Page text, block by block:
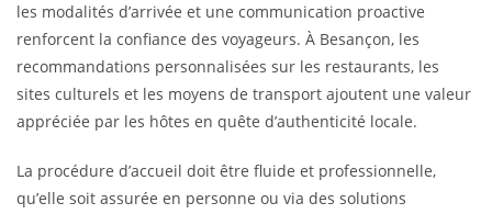
les modalités d’arrivée et une communication proactive
renforcent la confiance des voyageurs. À Besançon, les
recommandations personnalisées sur les restaurants, les
sites culturels et les moyens de transport ajoutent une valeur
appréciée par les hôtes en quête d’authenticité locale.
La procédure d’accueil doit être fluide et professionnelle,
qu’elle soit assurée en personne ou via des solutions